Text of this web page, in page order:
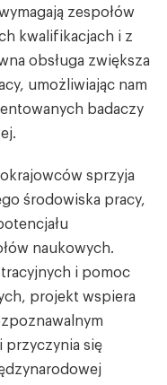
zespołów
kwalifikacjach i z
obsługa zwiększa
umożliwiając nam
badaczy
sprzyja
środowiska pracy,
naukowych.
i pomoc
projekt wspiera
przyczynia się